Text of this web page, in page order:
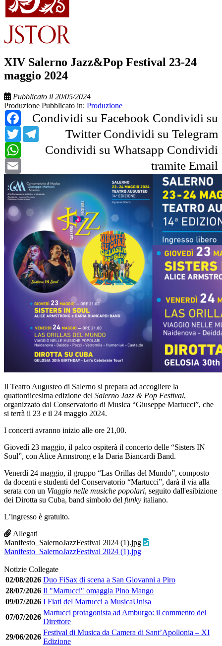
XIV Salerno Jazz&Pop Festival 23-24
maggio 2024
Pubblicato il 20/05/2024
Produzione Pubblicato in: Produzione
Condividi su Facebook
Facebook
Condividi su
Twitter
Twitter Condividi su Telegram
Telegram
Condividi su Whatsapp
WhatsApp
Condividi
tramite Email
Il Teatro Augusteo di Salerno si prepara ad accogliere la
quattordicesima edizione del Salerno Jazz & Pop Festival,
organizzato dal Conservatorio di Musica “Giuseppe Martucci”, che
si terrà il 23 e il 24 maggio 2024.
I concerti avranno inizio alle ore 21,00.
Giovedì 23 maggio, il palco ospiterà il concerto delle “Sisters IN
Soul”, con Alice Armstrong e la Daria Biancardi Band.
Venerdì 24 maggio, il gruppo “Las Orillas del Mundo”, composto
da docenti e studenti del Conservatorio “Martucci”, darà il via alla
serata con un Viaggio nelle musiche popolari, seguito dall'esibizione
dei Dirotta su Cuba, band simbolo del funky italiano.
L’ingresso è gratuito.
Allegati
Manifesto_SalernoJazzFestival 2024 (1).jpg
Manifesto_SalernoJazzFestival 2024 (1).jpg
Notizie Collegate
02/08/2026 Duo FiSax di scena a San Giovanni a Piro
28/07/2026 Il "Martucci" omaggia Pino Mango
09/07/2026 I Fiati del Martucci a MusicaUnisa
07/07/2026
Martucci protagonista ad Amburgo: il commento del
Direttore
29/06/2026
Festival di Musica da Camera di Sant’Apollonia – XI
Edizione